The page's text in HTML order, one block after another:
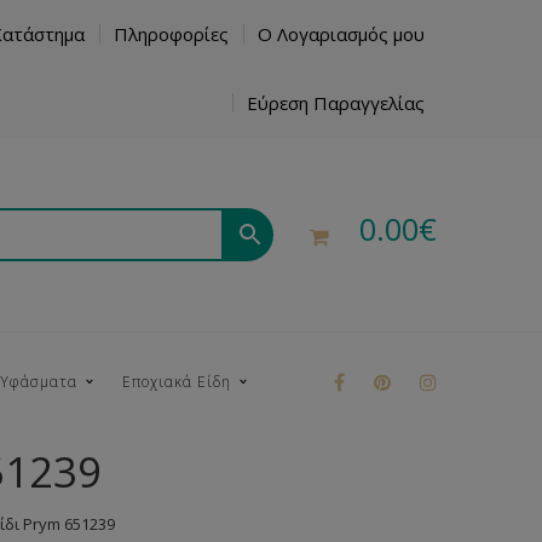
Πληροφορίες Ο Λογαριασμός μου
Εύρεση Παραγγελίας
0.00€
Εποχιακά Είδη
Prym 651239